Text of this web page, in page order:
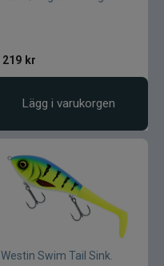
219 kr
Lägg i varukorgen
Westin Swim Tail Sink.